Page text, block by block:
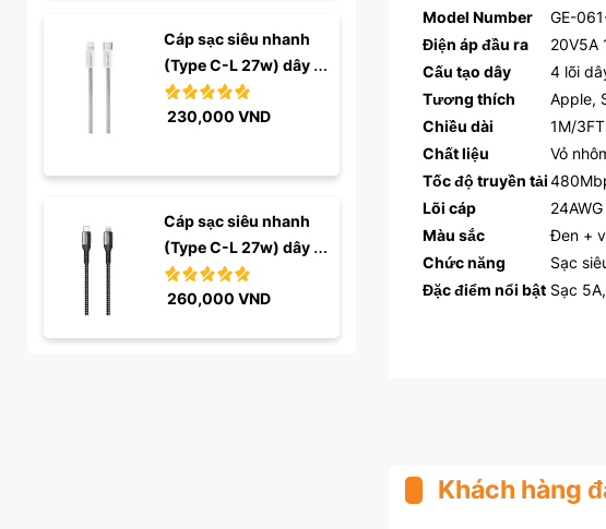
Cáp sạc siêu nhanh
(Type C-L 27w) dây
dù trắng
230,000 VND
Cáp sạc siêu nhanh
(Type C-L 27w) dây
dù đen
260,000 VND
Model Number
GE-
Điện áp đầu ra
20V5A
Cấu tạo dây
4 lõi
Tương thích
Apple,
Chiều dài
1M/3FT
Chất liệu
Vỏ
Tốc độ truyền tải
Lõi cáp
24AWG
Màu sắc
Đen +
Chức năng
Sạc
Đặc điểm nổi bật Sạc
Khách hàng